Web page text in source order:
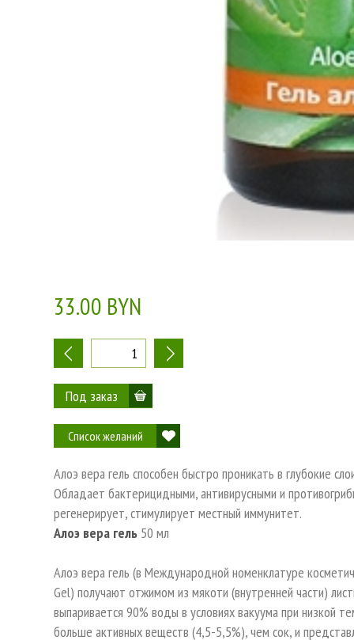
33.00 BYN
- +
Список желаний
Алоэ вера гель способен быстро проникать в глубокие
Обладает бактерицидными, антивирусными и
регенерирует, стимулирует местный иммунитет.
Алоэ вера гель 50 мл
Алоэ вера гель (в Международной номенклатуре
Gel) получают отжимом из мякоти (внутренней части)
выпаривается 90% воды в условиях вакуума при низкой
больше активных веществ (4,5-5,5%), чем сок, и